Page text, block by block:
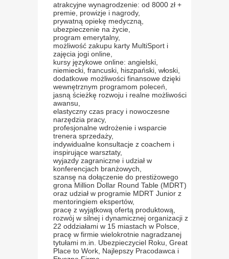
atrakcyjne wynagrodzenie: od 8000 zł +
premie, prowizje i nagrody,
prywatną opiekę medyczną,
ubezpieczenie na życie,
program emerytalny,
możliwość zakupu karty MultiSport i
zajęcia jogi online,
kursy językowe online: angielski,
niemiecki, francuski, hiszpański, włoski,
dodatkowe możliwości finansowe dzięki
wewnętrznym programom poleceń,
jasną ścieżkę rozwoju i realne możliwości
awansu,
elastyczny czas pracy i nowoczesne
narzędzia pracy,
profesjonalne wdrożenie i wsparcie
trenera sprzedaży,
indywidualne konsultacje z coachem i
inspirujące warsztaty,
wyjazdy zagraniczne i udział w
konferencjach branżowych,
szansę na dołączenie do prestiżowego
grona Million Dollar Round Table (MDRT)
oraz udział w programie MDRT Junior z
mentoringiem ekspertów,
pracę z wyjątkową ofertą produktową,
rozwój w silnej i dynamicznej organizacji z
22 oddziałami w 15 miastach w Polsce,
pracę w firmie wielokrotnie nagradzanej
tytułami m.in. Ubezpieczyciel Roku, Great
Place to Work, Najlepszy Pracodawca i